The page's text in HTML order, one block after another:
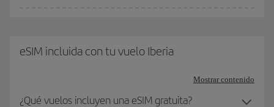
eSIM incluida con tu vuelo Iberia
Mostrar contenido
¿Qué vuelos incluyen una eSIM gratuita?